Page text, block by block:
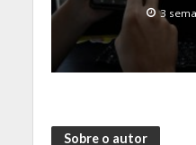
3
Sobre o autor